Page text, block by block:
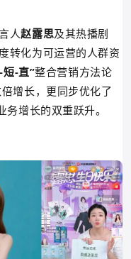
人赵露思及其热播剧
转化为可运营的人群资
短-直”整合营销方法论
增长，更同步优化了
增长的双重跃升。